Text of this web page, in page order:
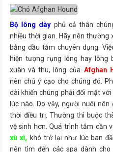
Bộ lông dày phủ cả thân
nhiều thời gian. Hãy nên thường
bằng dầu tắm chuyên dụng.
hiện tượng rụng lông hay
xuân và thu, lông của Afghan
nên chú ý cạo cho chúng đó.
dài khiến chúng phải đối mặt
lúc nào. Do vậy, người nuôi
thời điều trị. Thường thì buộc
vệ sinh hơn. Quá trình tắm cần
xù xì, khó trở lại như lúc ban
nên tìm đến các spa dành cho